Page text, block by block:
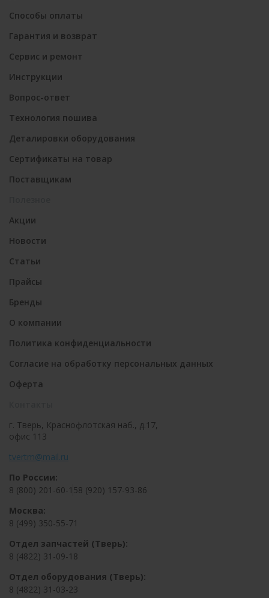
Способы оплаты
Гарантия и возврат
Сервис и ремонт
Инструкции
Вопрос-ответ
Технология пошива
Деталировки оборудования
Сертификаты на товар
Поставщикам
Акции
Новости
Статьи
Прайсы
Бренды
О компании
Политика конфиденциальности
Согласие на обработку персональных данных
Оферта
г. Тверь, Краснофлотская наб., д.17,
офис 113
tvertm@mail.ru
По России:
8 (800) 201-60-158 (920) 157-93-86
Москва:
8 (499) 350-55-71
Отдел запчастей (Тверь):
8 (4822) 31-09-18
Отдел оборудования (Тверь):
8 (4822) 31-03-23